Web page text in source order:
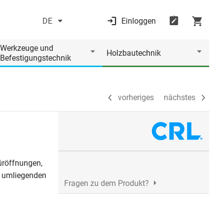
DE Einloggen
Werkzeuge und
Befestigungstechnik
Holzbautechnik
vorheriges nächstes
vorheriges nächstes
Fragen zu dem Produkt?